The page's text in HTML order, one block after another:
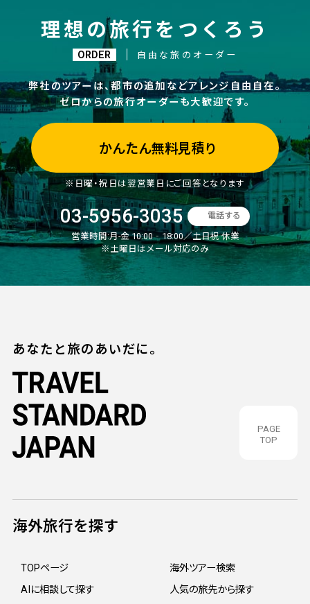
理想の旅行をつくろう
ORDER 自由な旅のオーダー
弊社のツアーは、都市の追加などアレンジ自由自在。
ゼロからの旅行オーダーも大歓迎です。
かんたん無料見積り
※日曜・祝日は翌営業日にご回答となります
03-5956-3035 電話する
営業時間:月-金 10:00‐18:00／土日祝 休業
※土曜日はメール対応のみ
PAGE
TOP
あなたと旅のあいだに。
海外旅行を探す
TOPページ
海外ツアー検索
AIに相談して探す
人気の旅先から探す